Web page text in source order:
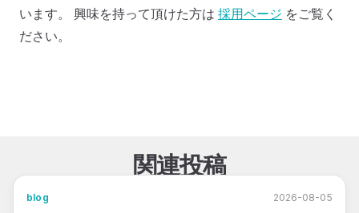
います。 興味を持って頂けた方は 採用ページ をご覧く
ださい。
関連投稿
blog 2026-08-05